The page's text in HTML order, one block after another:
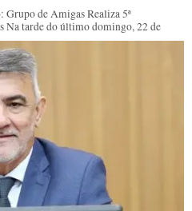
de Amigas Realiza 5ª
Na tarde do último domingo, 22 de